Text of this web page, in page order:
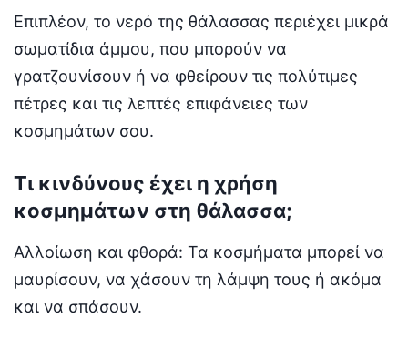
Επιπλέον, το νερό της θάλασσας περιέχει μικρά
σωματίδια άμμου, που μπορούν να
γρατζουνίσουν ή να φθείρουν τις πολύτιμες
πέτρες και τις λεπτές επιφάνειες των
κοσμημάτων σου.
Τι κινδύνους έχει η χρήση
κοσμημάτων στη θάλασσα;
Αλλοίωση και φθορά: Τα κοσμήματα μπορεί να
μαυρίσουν, να χάσουν τη λάμψη τους ή ακόμα
και να σπάσουν.